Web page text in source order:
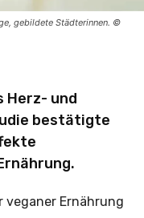
gebildete Städterinnen. ©
Herz- und
bestätigte
veganer Ernährung